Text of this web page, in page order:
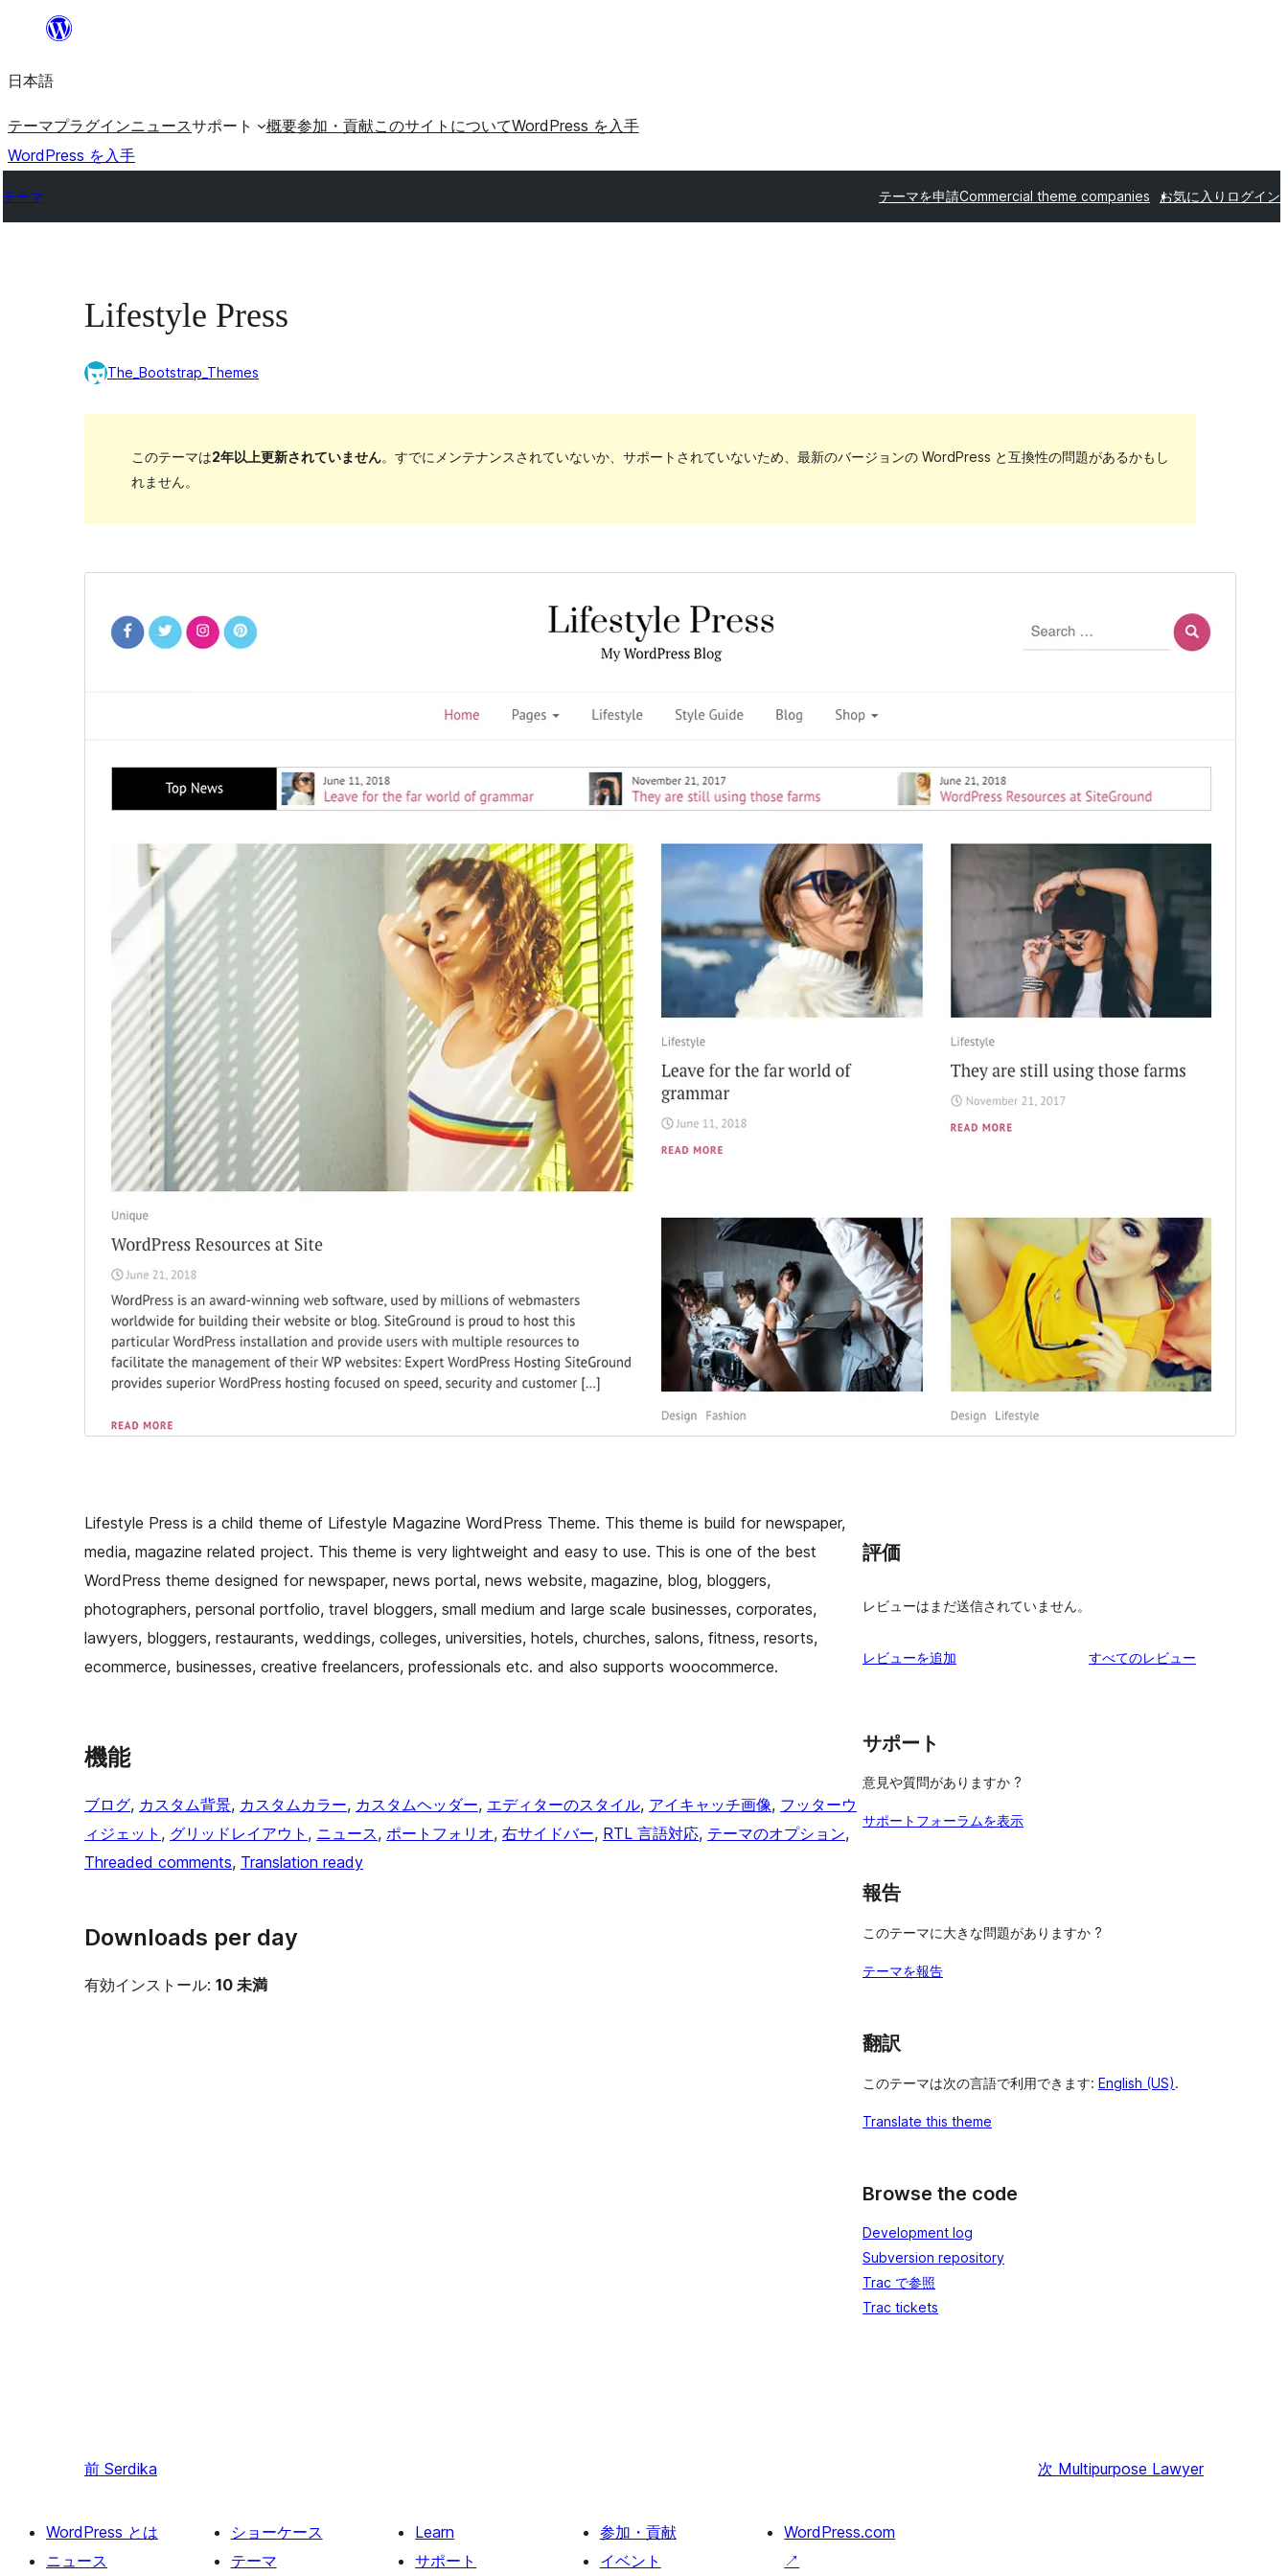
を
ッ
プ
日本語
テーマプラグインニュースサポート 概要参加・貢献このサイトについてWordPress を入手
WordPress を入手
テーマ テーマを申請Commercial theme companies お気に入り ログイン
Lifestyle Press
The_Bootstrap_Themes
このテーマは2年以上更新されていません。すでにメンテナンスされていないか、サポートされていないため、最新のバージョンの WordPress と互換性の問題があるかもし
れません。
有効インストール数
テーマのホームページ
Lifestyle Press is a child theme of Lifestyle Magazine WordPress Theme. This theme is build for newspaper,
media, magazine related project. This theme is very lightweight and easy to use. This is one of the best
WordPress theme designed for newspaper, news portal, news website, magazine, blog, bloggers,
photographers, personal portfolio, travel bloggers, small medium and large scale businesses, corporates,
lawyers, bloggers, restaurants, weddings, colleges, universities, hotels, churches, salons, fitness, resorts,
ecommerce, businesses, creative freelancers, professionals etc. and also supports woocommerce.
機能
ブログ, カスタム背景, カスタムカラー, カスタムヘッダー, エディターのスタイル, アイキャッチ画像, フッターウ
ィジェット , グリッドレイアウト , ニュース, ポートフォリオ, 右サイドバー, RTL 言語対応, テーマのオプション
Threaded comments, Translation ready
Downloads per day
有効インストール: 10 未満
評価
レビューはまだ送信されていません。
レビューを追加 すべてのレビュー
サポート
意見や質問がありますか ?
サポートフォーラムを表示
報告
このテーマに大きな問題がありますか ?
テーマを報告
翻訳
このテーマは次の言語で利用できます: English (US).
Translate this theme
Browse the code
Development log
Subversion repository
Trac で参照
Trac tickets
前 Serdika 次 Multipurpose Lawyer
WordPress とは
ニュース
ショーケース
テーマ
Learn
サポート
参加・貢献
イベント
WordPress.com
↗